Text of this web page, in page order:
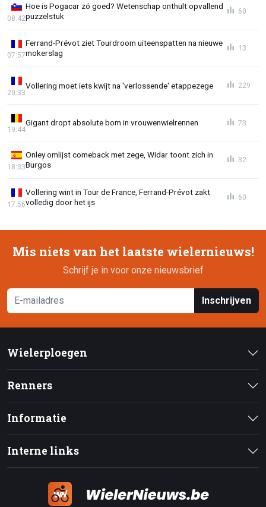
Hoe is Pogacar zó goed? Wetenschap onthult opvallend
puzzelstuk
08:42
60
Ferrand-Prévot ziet Tourdroom uiteenspatten na nieuwe
mokerslag
07:57
13
Vollering moet iets kwijt na 'verlossende' etappezege
20:33
229
Gigant dropt absolute bom in vrouwenwielrennen
19:44
73
Onley omlijst comeback met zege, Widar toont zich in
Burgos
18:33
32
Vollering wint in Tour de France, Ferrand-Prévot zakt
volledig door het ijs
17:56
60
Mis niets van het laatste wielernieuws!
Schrijf je in voor onze nieuwsbrief
Inschrijven
Wielerploegen
Renners
Informatie
Interne links